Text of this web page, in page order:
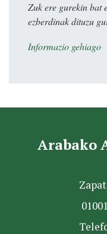
Zuk ere gurekin bat
ezberdinak dituzu
Informazio gehiago
Arabako